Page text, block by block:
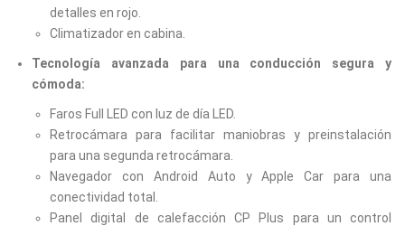
detalles en rojo.
Climatizador en cabina.
Tecnología avanzada para una conducción segura y
cómoda:
Faros Full LED con luz de día LED.
Retrocámara para facilitar maniobras y preinstalación
para una segunda retrocámara.
Navegador con Android Auto y Apple Car para una
conectividad total.
Panel digital de calefacción CP Plus para un control